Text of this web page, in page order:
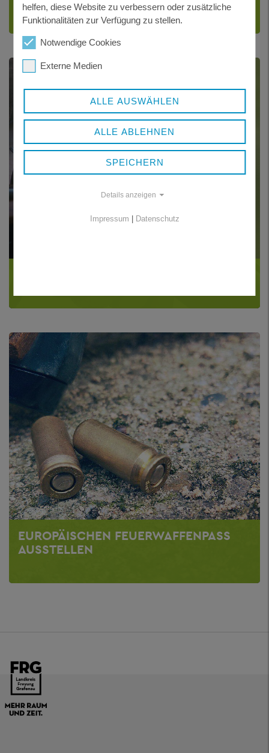
EUROPÄISCHEN FEUERWAFFENPASS
AUSSTELLEN
helfen, diese Website zu verbessern oder zusätzliche
Funktionalitäten zur Verfügung zu stellen.
Notwendige Cookies
Externe Medien
ALLE AUSWÄHLEN
ALLE ABLEHNEN
SPEICHERN
Details anzeigen
Impressum Datenschutz